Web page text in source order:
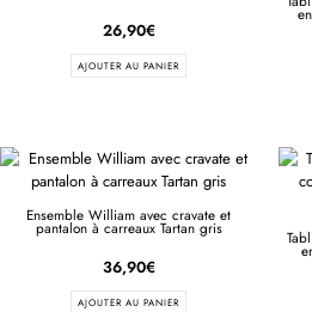
26,90€
AJOUTER AU PANIER
Ensemble William avec cravate et
pantalon à carreaux Tartan gris
36,90€
AJOUTER AU PANIER